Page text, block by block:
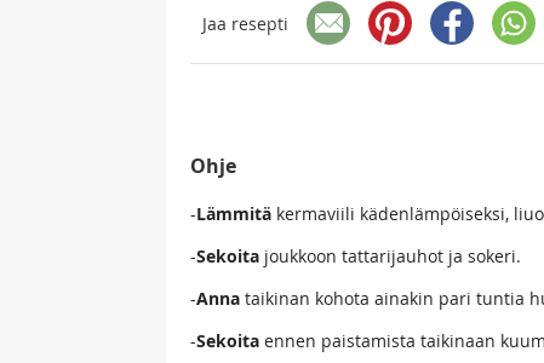
Jaa resepti
Ohje
-Lämmitä kermaviili kädenlämpöiseksi,
-Sekoita joukkoon tattarijauhot ja sokeri.
-Anna taikinan kohota ainakin pari tuntia
-Sekoita ennen paistamista taikinaan